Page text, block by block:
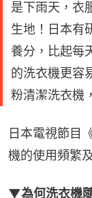
是下雨天，衣
生地！日本有
養分，比起每
的洗衣機更容
粉清潔洗衣機
日本電視節目
機的使用頻繁
▼為何洗衣機隨